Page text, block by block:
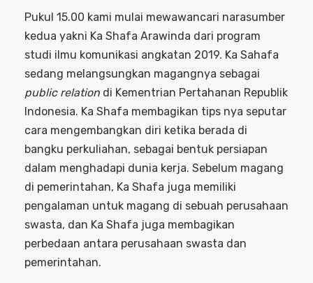
Pukul 15.00 kami mulai mewawancari narasumber
kedua yakni Ka Shafa Arawinda dari program
studi ilmu komunikasi angkatan 2019. Ka Sahafa
sedang melangsungkan magangnya sebagai
public relation di Kementrian Pertahanan Republik
Indonesia. Ka Shafa membagikan tips nya seputar
cara mengembangkan diri ketika berada di
bangku perkuliahan, sebagai bentuk persiapan
dalam menghadapi dunia kerja. Sebelum magang
di pemerintahan, Ka Shafa juga memiliki
pengalaman untuk magang di sebuah perusahaan
swasta, dan Ka Shafa juga membagikan
perbedaan antara perusahaan swasta dan
pemerintahan.